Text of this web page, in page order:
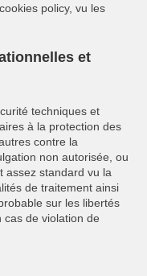
policy, vu les
et
techniques et
à la protection des
contre la
non autorisée, ou
assez standard vu la
de traitement ainsi
sur les libertés
de violation de